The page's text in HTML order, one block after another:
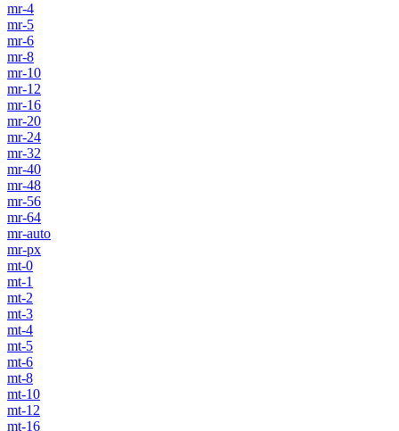
mr-4
mr-5
mr-6
mr-8
mr-10
mr-12
mr-16
mr-20
mr-24
mr-32
mr-40
mr-48
mr-56
mr-64
mr-auto
mr-px
mt-0
mt-1
mt-2
mt-3
mt-4
mt-5
mt-6
mt-8
mt-10
mt-12
mt-16